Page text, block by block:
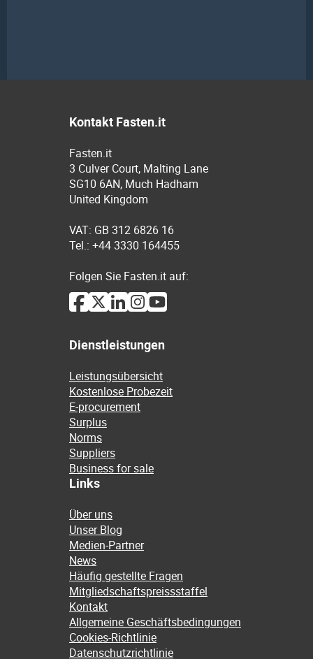
Kontakt Fasten.it
Fasten.it
3 Culver Court, Malting Lane
SG10 6AN, Much Hadham
United Kingdom
VAT: GB 312 6826 16
Tel.: +44 3330 164455
Folgen Sie Fasten.it auf:
Dienstleistungen
Leistungsübersicht
Kostenlose Probezeit
E-procurement
Surplus
Norms
Suppliers
Business for sale
Links
Über uns
Unser Blog
Medien-Partner
News
Häufig gestellte Fragen
Mitgliedschaftspreissstaffel
Kontakt
Allgemeine Geschäftsbedingungen
Cookies-Richtlinie
Datenschutzrichtlinie